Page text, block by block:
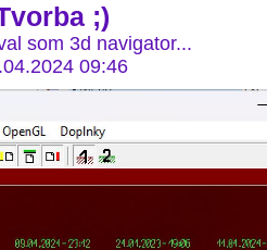
;)
som 3d navigator...
09:46